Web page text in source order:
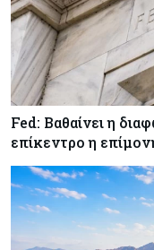
Κύπρος
34.787
- Άνοδος
Κόσμος
ΕΚΤ:
τις ΗΠΑ
Fed: Βαθαίνει η
επίκεντρο η